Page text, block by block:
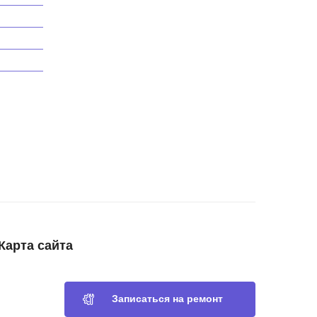
сайта
Записаться на ремонт